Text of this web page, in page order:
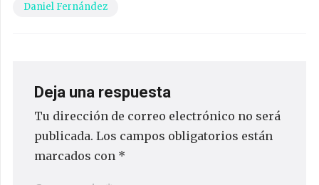
Daniel Fernández
Deja una respuesta
Tu dirección de correo electrónico no será
publicada. Los campos obligatorios están
marcados con *